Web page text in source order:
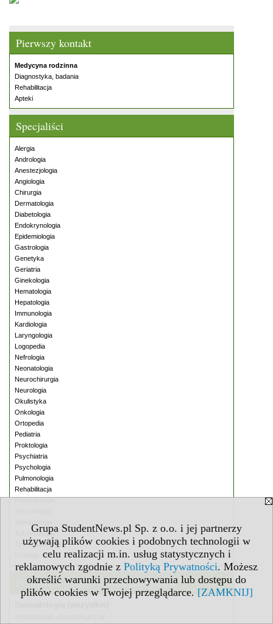
Grupa StudentNews.pl Sp. z o.o. i jej partnerzy
używają plików cookies i podobnych technologii w
celu realizacji m.in. usług statystycznych i
reklamowych zgodnie z Polityką Prywatności. Możesz
określić warunki przechowywania lub dostępu do
plików cookies w Twojej przeglądarce. [ZAMKNIJ]
Pierwszy kontakt
Medycyna rodzinna
Diagnostyka, badania
Rehabilitacja
Apteki
Specjaliści
Alergia
Andrologia
Anestezjologia
Angiologia
Chirurgia
Dermatologia
Diabetologia
Endokrynologia
Epidemiologia
Gastrologia
Genetyka
Geriatria
Ginekologia
Hematologia
Hepatologia
Immunologia
Kardiologia
Laryngologia
Logopedia
Nefrologia
Neonatologia
Neurochirurgia
Neurologia
Okulistyka
Onkologia
Ortopedia
Pediatria
Proktologia
Psychiatria
Psychologia
Pulmonologia
Rehabilitacja
Reumatologia
Toksykologia
Transplantologia
Poradnie i gabinety stomatologiczne